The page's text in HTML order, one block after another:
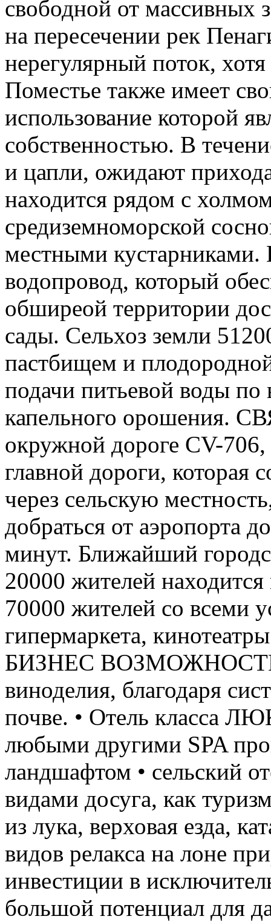
свободной от массивных
на пересечении рек
нерегулярный поток,
Поместье также имеет
использование которой
собственностью. В
и цапли, ожидают
находится рядом с
средиземноморской
местными кустарниками.
водопровод, который
обширеой территории
сады. Сельхоз земли
пастбищем и
подачи питьевой воды
капельного орошения.
окружной дороге CV-
главной дороги, которая
через сельскую
добраться от аэропорта
минут. Ближайший
20000 жителей
70000 жителей со всеми
гипермаркета,
БИЗНЕС ВОЗМОЖНОСТИ:
виноделия, благодаря
почве. • Отель класса
любыми другими SPA
ландшафтом • сельский
видами досуга, как
из лука, верховая езда,
видов релакса на лоне
инвестиции в
большой потенциал для